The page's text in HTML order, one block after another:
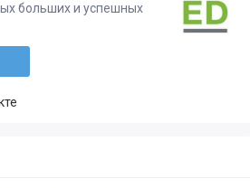
больших и успешных